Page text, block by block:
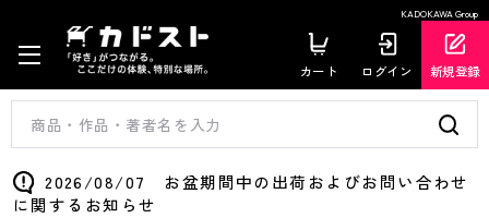
KADOKAWA Group
カート ログイン 新規登録
2026/08/07 お盆期間中の出荷およびお問い合わせ
に関するお知らせ